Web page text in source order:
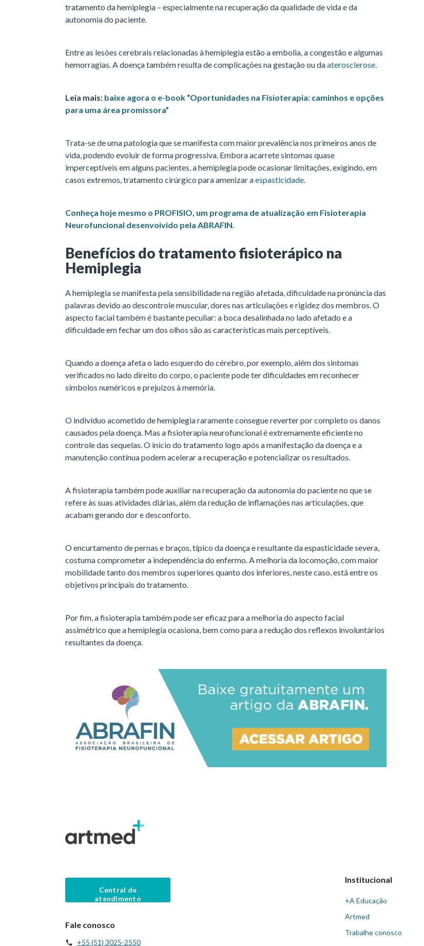
tratamento da hemiplegia – especialmente na recuperação da qualidade de vida e da
autonomia do paciente.
Entre as lesões cerebrais relacionadas à hemiplegia estão a embolia, a congestão e algumas
hemorragias. A doença também resulta de complicações na gestação ou daaterosclerose.
Leia mais: baixe agora o e-book “Oportunidades na Fisioterapia: caminhos e opções
para uma área promissora”
Trata-se de uma patologia que se manifesta com maior prevalência nos primeiros anos de
vida, podendo evoluir de forma progressiva. Embora acarrete sintomas quase
imperceptíveis em alguns pacientes, a hemiplegia pode ocasionar limitações, exigindo, em
casos extremos, tratamento cirúrgico para amenizar aespasticidade.
Conheça hoje mesmo o PROFISIO, um programa de atualização em Fisioterapia
Neurofuncional desenvoivido pela ABRAFIN.
Benefícios do tratamento fisioterápico na
Hemiplegia
A hemiplegia se manifesta pela sensibilidade na região afetada, dificuldade na pronúncia das
palavras devido ao descontrole muscular, dores nas articulações e rigidez dos membros. O
aspecto facial também é bastante peculiar: a boca desalinhada no lado afetado e a
dificuldade em fechar um dos olhos são as características mais perceptíveis.
Quando a doença afeta o lado esquerdo do cérebro, por exemplo, além dos sintomas
verificados no lado direito do corpo, o paciente pode ter dificuldades em reconhecer
símbolos numéricos e prejuízos à memória.
O indivíduo acometido de hemiplegia raramente consegue reverter por completo os danos
causados pela doença. Mas a fisioterapia neurofuncional é extremamente eficiente no
controle das sequelas. O início do tratamento logo após a manifestação da doença e a
manutenção contínua podem acelerar a recuperação e potencializar os resultados.
A fisioterapia também pode auxiliar na recuperação da autonomia do paciente no que se
refere às suas atividades diárias, além da redução de inflamações nas articulações, que
acabam gerando dor e desconforto.
O encurtamento de pernas e braços, típico da doença e resultante da espasticidade severa,
costuma comprometer a independência do enfermo. A melhoria da locomoção, com maior
mobilidade tanto dos membros superiores quanto dos inferiores, neste caso, está entre os
objetivos principais do tratamento.
Por fim, a fisioterapia também pode ser eficaz para a melhoria do aspecto facial
assimétrico que a hemiplegia ocasiona, bem como para a redução dos reflexos involuntários
resultantes da doença.
Central de
atendimento
Fale conosco
+55 (51) 3025-2550
Institucional
+A Educação
Artmed
Trabalhe conosco